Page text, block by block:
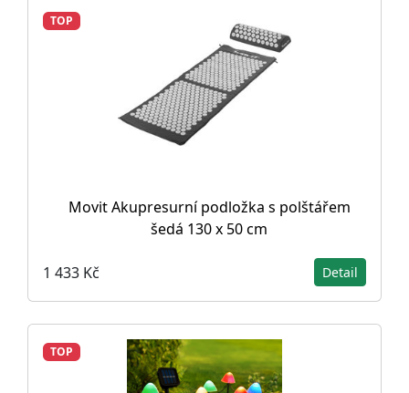
TOP
Movit Akupresurní podložka s polštářem
šedá 130 x 50 cm
1 433 Kč Detail
TOP